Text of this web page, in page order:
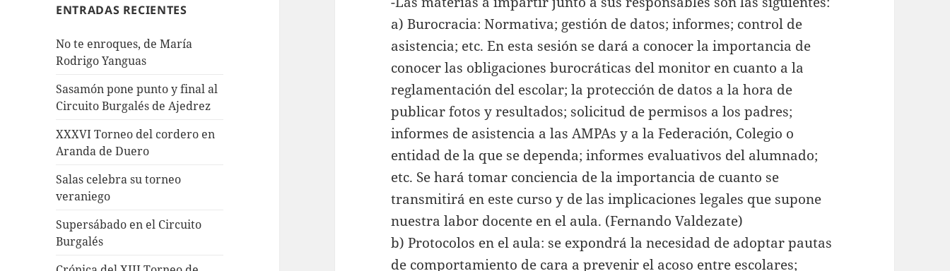
ENTRADAS RECIENTES
No te enroques, de María
Rodrigo Yanguas
Sasamón pone punto y final al
Circuito Burgalés de Ajedrez
XXXVI Torneo del cordero en
Aranda de Duero
Salas celebra su torneo
veraniego
Supersábado en el Circuito
Burgalés
a) Burocracia: Normativa; gestión de datos; informes; control de
asistencia; etc. En esta sesión se dará a conocer la importancia de
conocer las obligaciones burocráticas del monitor en cuanto a la
reglamentación del escolar; la protección de datos a la hora de
publicar fotos y resultados; solicitud de permisos a los padres;
informes de asistencia a las AMPAs y a la Federación, Colegio o
entidad de la que se dependa; informes evaluativos del alumnado;
etc. Se hará tomar conciencia de la importancia de cuanto se
transmitirá en este curso y de las implicaciones legales que supone
nuestra labor docente en el aula. (Fernando Valdezate)
b) Protocolos en el aula: se expondrá la necesidad de adoptar pautas
de comportamiento de cara a prevenir el acoso entre escolares;